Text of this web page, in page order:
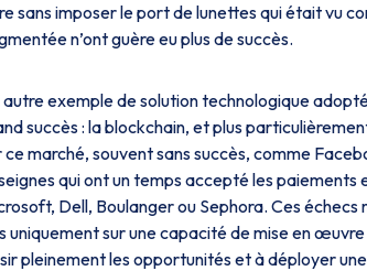
sans imposer le port de lunettes qui était vu
n’ont guère eu plus de succès.
autre exemple de solution technologique
succès : la blockchain, et plus
ce marché, souvent sans succès, comme
qui ont un temps accepté les
Dell, Boulanger ou Sephora. Ces
uniquement sur une capacité de mise en
pleinement les opportunités et à déployer